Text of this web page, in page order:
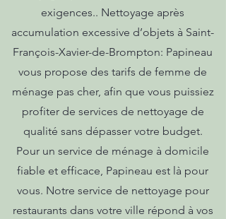
exigences.. Nettoyage après
accumulation excessive d’objets à Saint-
François-Xavier-de-Brompton: Papineau
vous propose des tarifs de femme de
ménage pas cher, afin que vous puissiez
profiter de services de nettoyage de
qualité sans dépasser votre budget.
Pour un service de ménage à domicile
fiable et efficace, Papineau est là pour
vous. Notre service de nettoyage pour
restaurants dans votre ville répond à vos